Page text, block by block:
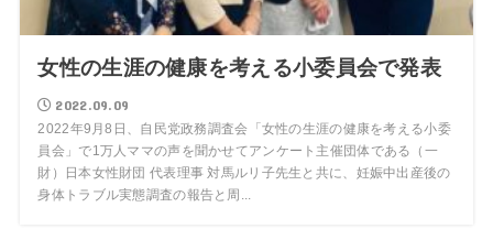
女性の生涯の健康を考える小委員会で発表
2022.09.09
2022年9月8日、自民党政務調査会「女性の生涯の健康を考える小委
員会」で1万人ママの声を聞かせてアンケート主催団体である（一
財）日本女性財団 代表理事 対馬ルリ子先生と共に、妊娠中出産後の
身体トラブル実態調査の報告と周...